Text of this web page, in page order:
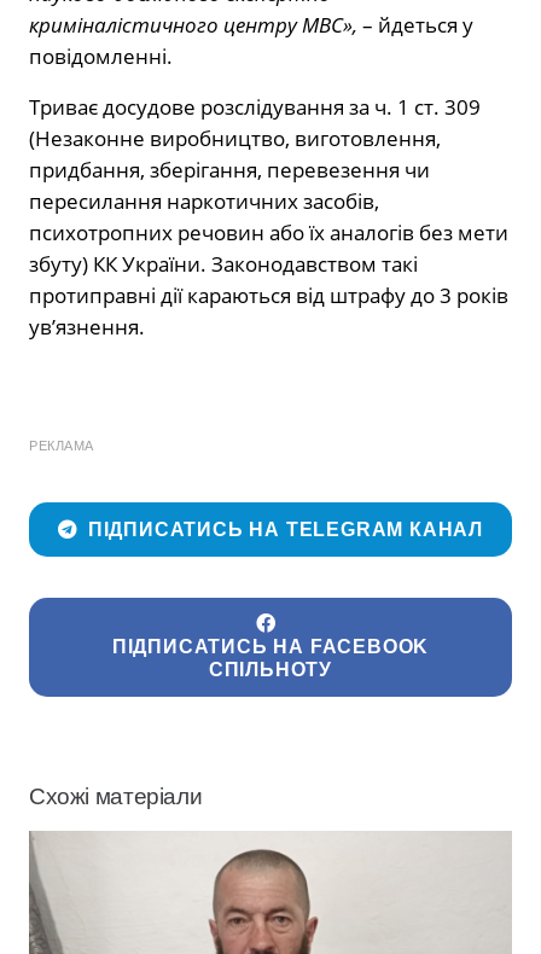
криміналістичного центру МВС», – йдеться у
повідомленні.
Триває досудове розслідування за ч. 1 ст. 309
(Незаконне виробництво, виготовлення,
придбання, зберігання, перевезення чи
пересилання наркотичних засобів,
психотропних речовин або їх аналогів без мети
збуту) КК України. Законодавством такі
протиправні дії караються від штрафу до 3 років
ув’язнення.
РЕКЛАМА
ПІДПИСАТИСЬ НА TELEGRAM КАНАЛ
ПІДПИСАТИСЬ НА FACEBOOK
СПІЛЬНОТУ
Схожі матеріали